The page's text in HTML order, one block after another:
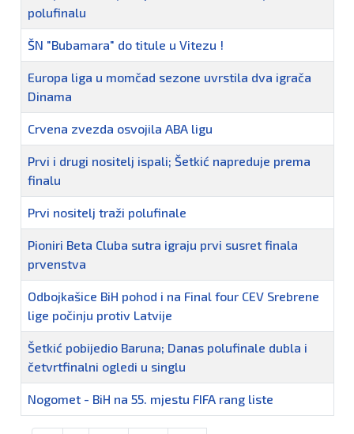
Članci
polufinalu
ŠN "Bubamara" do titule u Vitezu !
Europa liga u momčad sezone uvrstila dva igrača
Dinama
Crvena zvezda osvojila ABA ligu
Prvi i drugi nositelj ispali; Šetkić napreduje prema
finalu
Prvi nositelj traži polufinale
Pioniri Beta Cluba sutra igraju prvi susret finala
prvenstva
Odbojkašice BiH pohod i na Final four CEV Srebrene
lige počinju protiv Latvije
Šetkić pobijedio Baruna; Danas polufinale dubla i
četvrtfinalni ogledi u singlu
Nogomet - BiH na 55. mjestu FIFA rang liste